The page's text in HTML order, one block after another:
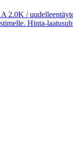
2.0K /
Hinta-